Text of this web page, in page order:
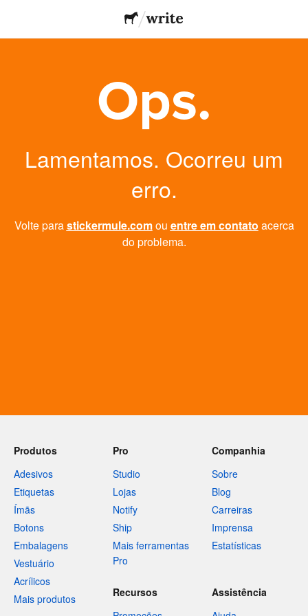
Ops.
Lamentamos. Ocorreu um
erro.
Volte parastickermule.comou entre em contato acerca
do problema.
Produtos
Adesivos
Etiquetas
Ímãs
Botons
Embalagens
Vestuário
Acrílicos
Mais produtos
Pro
Studio
Lojas
Notify
Ship
Mais ferramentas
Pro
Companhia
Sobre
Blog
Carreiras
Imprensa
Estatísticas
Recursos
Assistência